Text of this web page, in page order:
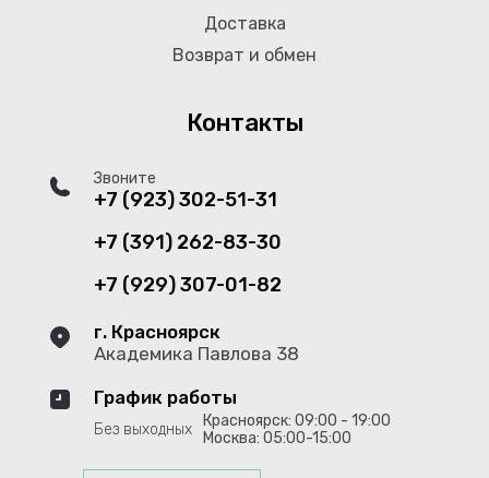
Доставка
Возврат и обмен
Контакты
Звоните
+7 (923) 302-51-31
+7 (391) 262-83-30
+7 (929) 307-01-82
г. Красноярск
Академика Павлова 38
График работы
Без выходных
Красноярск: 09:00 - 19:00
Москва: 05:00-15:00